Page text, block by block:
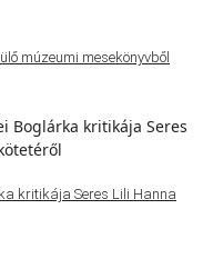
múzeumi mesekönyvből
kritikája Seres Lili Hanna